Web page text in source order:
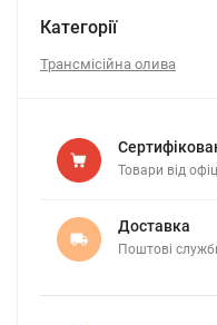
Категорії
Трансмісійна олива
Товари від
Доставка
Поштові